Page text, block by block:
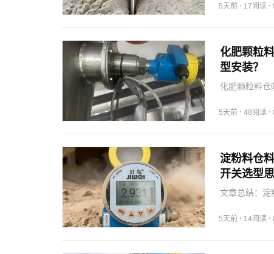
5天前 · 17阅读 ·
化肥颗粒
型安装？
化肥颗粒料仓
5天前 · 48阅读 ·
淀粉料仓
开关选型
文章总结：淀
5天前 · 14阅读 ·